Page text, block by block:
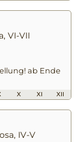
VI-VII
ab Ende
X XI XII
IV-V